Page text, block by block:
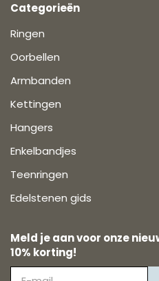
Categorieën
Ringen
Oorbellen
Armbanden
Kettingen
Hangers
Enkelbandjes
Teenringen
Edelstenen gids
Meld je aan voor onze
10% korting!